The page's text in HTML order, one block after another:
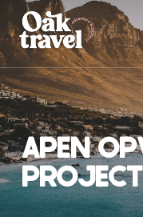
main
content
APEN